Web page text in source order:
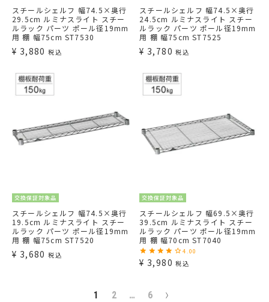
スチールシェルフ 幅74.5×奥行
29.5cm ルミナスライト スチー
ルラック パーツ ポール径19mm
用 棚 幅75cm ST7530
¥ 3,880 税込
スチールシェルフ 幅74.5×奥行
24.5cm ルミナスライト スチー
ルラック パーツ ポール径19mm
用 棚 幅75cm ST7525
¥ 3,780 税込
交換保証対象品
スチールシェルフ 幅74.5×奥行
19.5cm ルミナスライト スチー
ルラック パーツ ポール径19mm
用 棚 幅75cm ST7520
¥ 3,680 税込
交換保証対象品
スチールシェルフ 幅69.5×奥行
39.5cm ルミナスライト スチー
ルラック パーツ ポール径19mm
用 棚 幅70cm ST7040
4.00
¥ 3,980 税込
1 2 … 6